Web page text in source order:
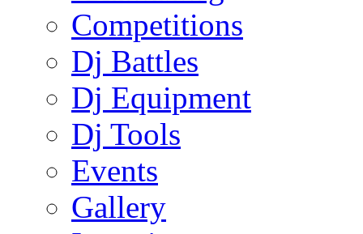
Competitions
Dj Battles
Dj Equipment
Dj Tools
Events
Gallery